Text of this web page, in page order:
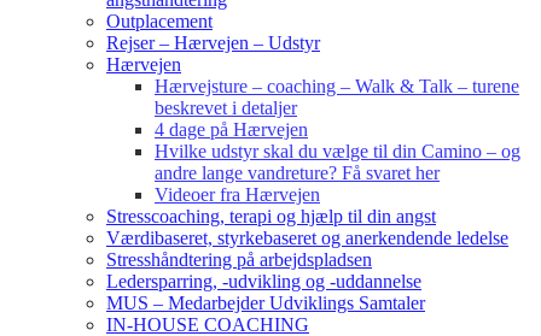
Outplacement
Rejser – Hærvejen – Udstyr
Hærvejen
Hærvejsture – coaching – Walk & Talk – turene
beskrevet i detaljer
4 dage på Hærvejen
Hvilke udstyr skal du vælge til din Camino – og
andre lange vandreture? Få svaret her
Videoer fra Hærvejen
Stresscoaching, terapi og hjælp til din angst
Værdibaseret, styrkebaseret og anerkendende ledelse
Stresshåndtering på arbejdspladsen
Ledersparring, -udvikling og -uddannelse
MUS – Medarbejder Udviklings Samtaler
IN-HOUSE COACHING